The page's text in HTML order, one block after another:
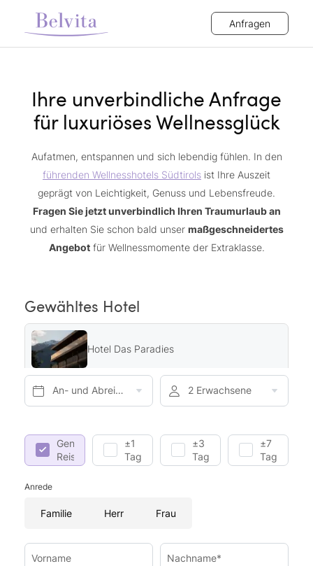
Anfragen
Ihre unverbindliche Anfrage
für luxuriöses Wellnessglück
Aufatmen, entspannen und sich lebendig fühlen. In den
führenden Wellnesshotels Südtirols ist Ihre Auszeit
geprägt von Leichtigkeit, Genuss und Lebensfreude.
Fragen Sie jetzt unverbindlich Ihren Traumurlaub an
und erhalten Sie schon bald unser maßgeschneidertes
Angebotfür Wellnessmomente der Extraklasse.
An- und Abreise* 2 Erwachsene
Genaue
Reisedaten
±1
Tag
±3
Tage
±7
Tage
Anrede
Familie Herr Frau
Vorname Nachname*
Gewähltes Hotel
Hotel Das Paradies